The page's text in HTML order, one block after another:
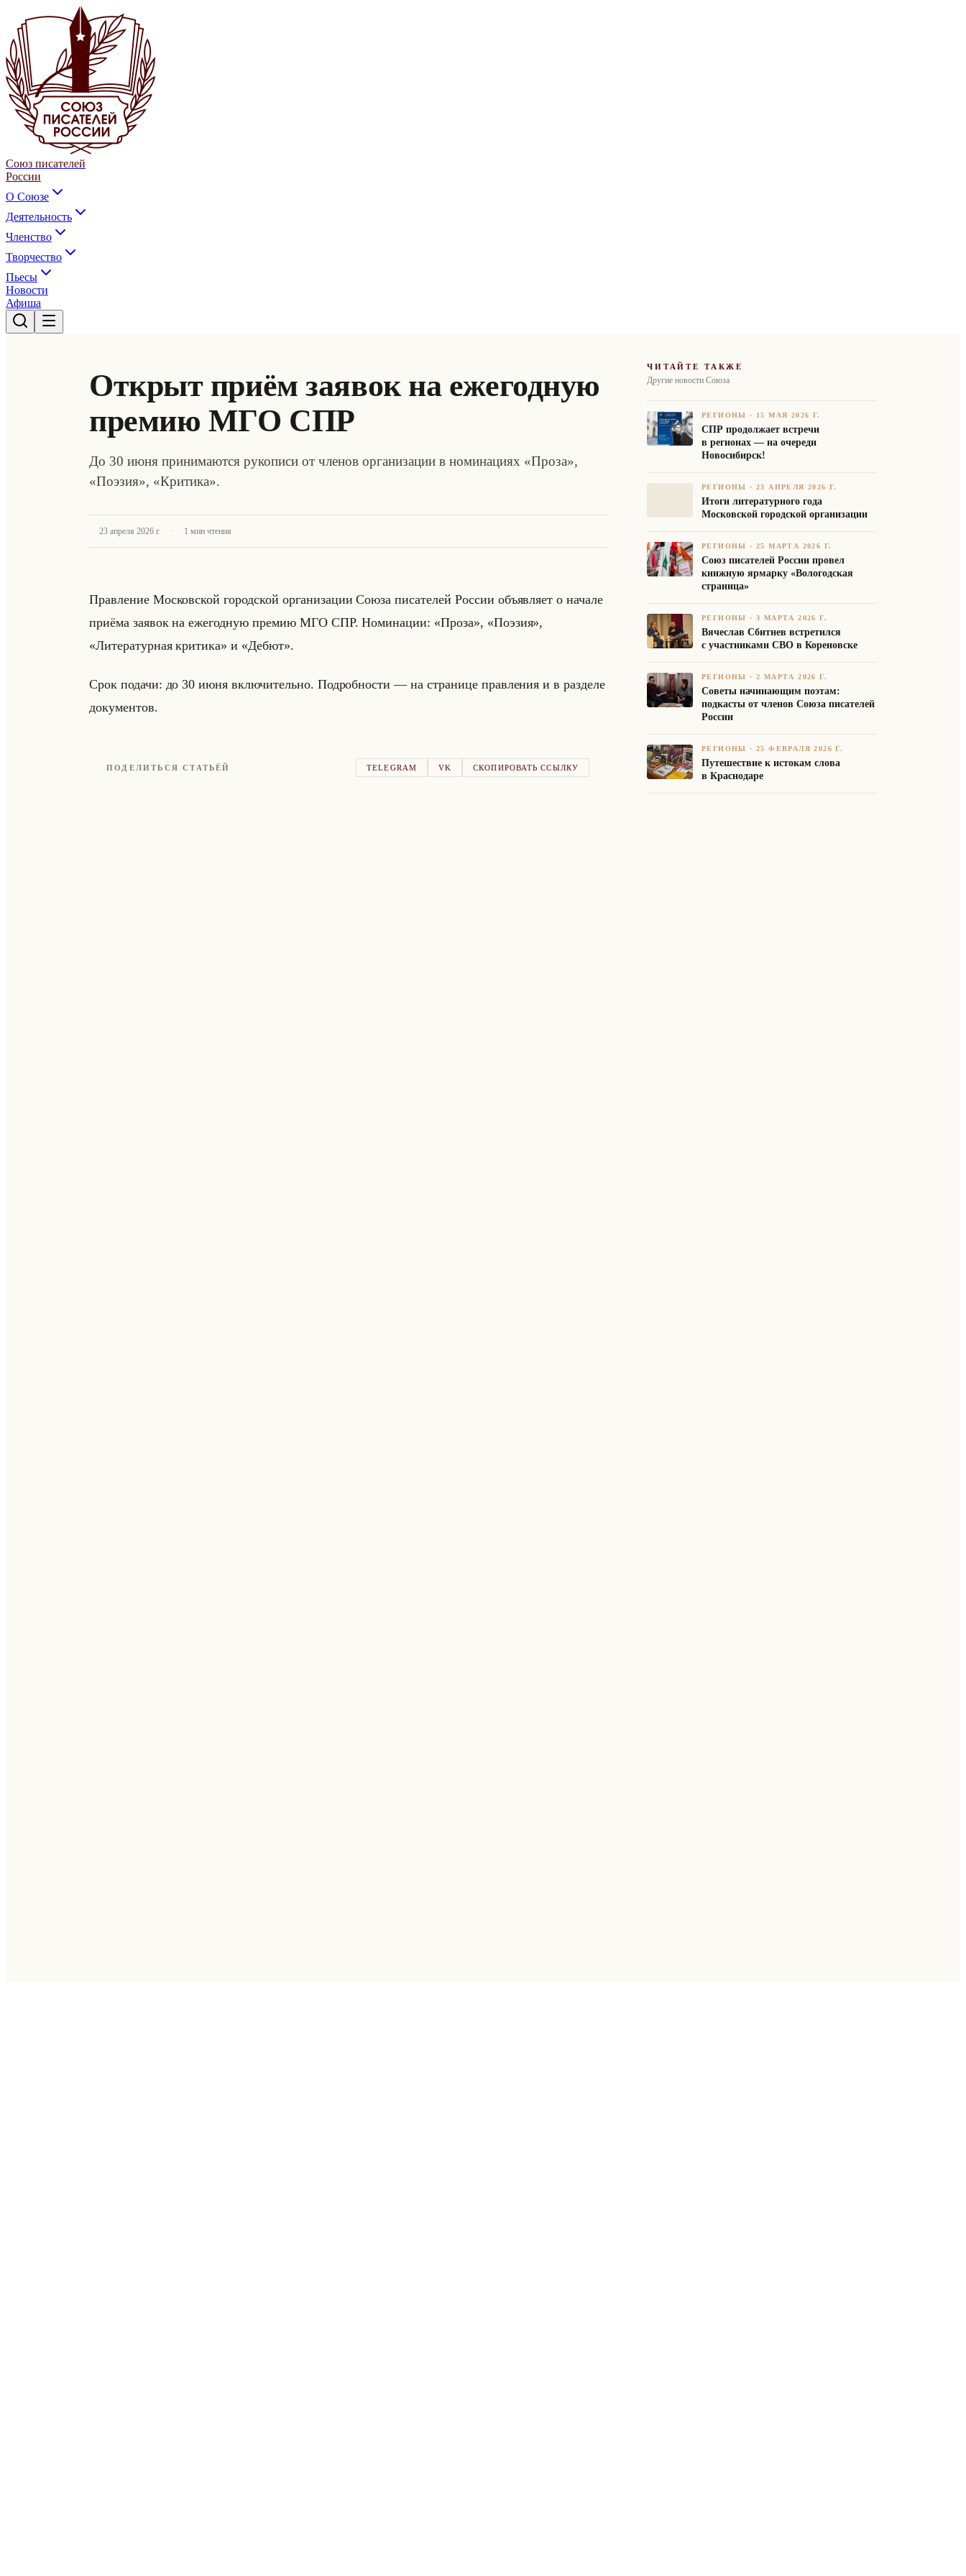
Союз писателей
России
О Союзе
Деятельность
Членство
Творчество
Пьесы
Новости
Афиша
Открыт приём заявок на ежегодную
премию МГО СПР
До 30 июня принимаются рукописи от членов организации в номинациях «Проза»,
«Поэзия», «Критика».
23 апреля 2026 г. · 1 мин чтения
Прав­ле­ние Мос­ков­ской го­род­ской ор­га­ни­за­ции Союза пи­са­те­лей Рос­сии объяв­ля­ет о на­ча­ле
при­ёма за­явок на еже­год­ную пре­мию МГО СПР. Но­ми­на­ции: «Проза», «Поэзия»,
«Литературная критика» и «Дебют».
Срок по­да­чи: до 30 июня вклю­чи­тельно. По­дроб­но­сти — на стра­ни­це прав­ле­ния и в раз­де­ле
до­ку­мен­тов.
ПОДЕЛИТЬСЯ СТАТЬЁЙ TELEGRAM VK СКОПИРОВАТЬ ССЫЛКУ
ЧИТАЙТЕ ТАКЖЕ
Другие новости Союза
РЕГИОНЫ · 15 МАЯ 2026 Г.
СПР продолжает встречи
в регионах — на очереди
Новосибирск!
РЕГИОНЫ ·23 АПРЕЛЯ 2026 Г.
Итоги литературного года
Московской городской организации
РЕГИОНЫ ·25 МАРТА 2026 Г.
Союз писателей России провел
книжную ярмарку «Вологодская
страница»
РЕГИОНЫ ·3 МАРТА 2026 Г.
Вячеслав Сбитнев встретился
с участниками СВО в Кореновске
РЕГИОНЫ ·2 МАРТА 2026 Г.
Советы начинающим поэтам:
подкасты от членов Союза писателей
России
РЕГИОНЫ ·25 ФЕВРАЛЯ 2026 Г.
Путешествие к истокам слова
в Краснодаре